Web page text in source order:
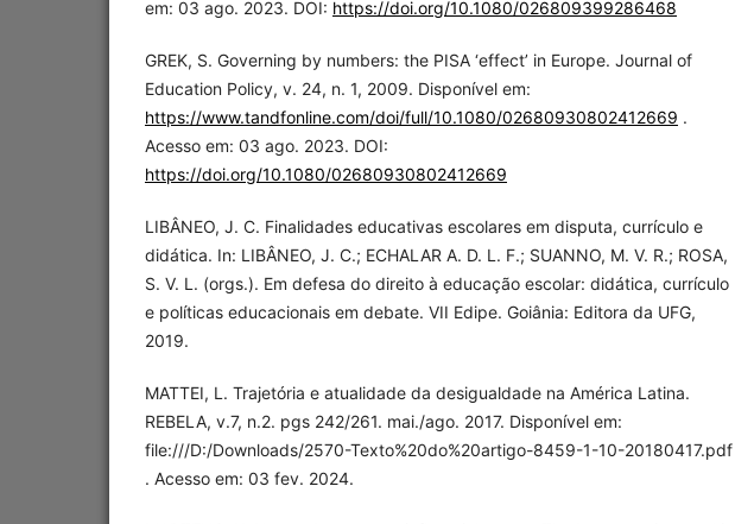
em: 03 ago. 2023. DOI: https://doi.org/10.1080/026809399286468
GREK, S. Governing by numbers: the PISA ‘effect’ in Europe. Journal of
Education Policy, v. 24, n. 1, 2009. Disponível em:
https://www.tandfonline.com/doi/full/10.1080/02680930802412669 .
Acesso em: 03 ago. 2023. DOI:
https://doi.org/10.1080/02680930802412669
LIBÂNEO, J. C. Finalidades educativas escolares em disputa, currículo e
didática. In: LIBÂNEO, J. C.; ECHALAR A. D. L. F.; SUANNO, M. V. R.; ROSA,
S. V. L. (orgs.). Em defesa do direito à educação escolar: didática, currículo
e políticas educacionais em debate. VII Edipe. Goiânia: Editora da UFG,
2019.
MATTEI, L. Trajetória e atualidade da desigualdade na América Latina.
REBELA, v.7, n.2. pgs 242/261. mai./ago. 2017. Disponível em:
file:///D:/Downloads/2570-Texto%20do%20artigo-8459-1-10-20180417.pdf
. Acesso em: 03 fev. 2024.